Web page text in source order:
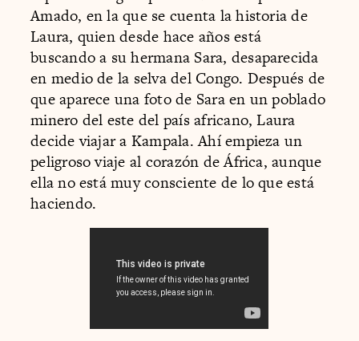
Amado, en la que se cuenta la historia de
Laura, quien desde hace años está
buscando a su hermana Sara, desaparecida
en medio de la selva del Congo. Después de
que aparece una foto de Sara en un poblado
minero del este del país africano, Laura
decide viajar a Kampala. Ahí empieza un
peligroso viaje al corazón de África, aunque
ella no está muy consciente de lo que está
haciendo.